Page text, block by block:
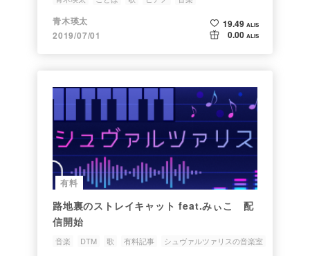
青木瑛太
2019/07/01
19.49 ALIS
0.00 ALIS
有料
路地裏のストレイキャット feat.みぃこ 配
信開始
音楽 DTM 歌 有料記事 シュヴァルツァリスの音楽室